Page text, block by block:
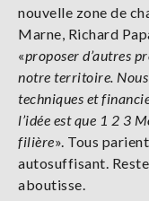
nouvelle zone de
Marne, Richard
«proposer d’autres
notre territoire.
techniques et
l’idée est que 1 2 3
filière». Tous
autosuffisant.
aboutisse.